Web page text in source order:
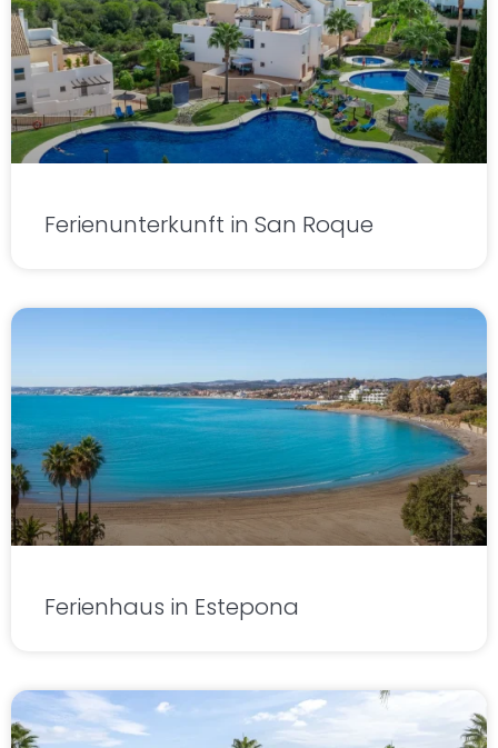
Ferienunterkunft in San Roque
Ferienhaus in Estepona